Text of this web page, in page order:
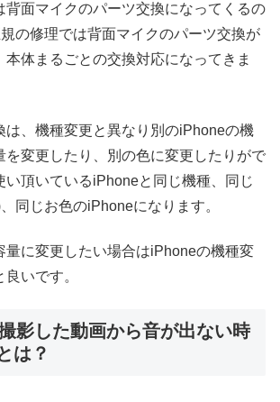
背面マイクのパーツ交換になってくるの
の修理では背面マイクのパーツ交換が
本体まるごとの交換対応になってきま
は、機種変更と異なり別のiPhoneの機
を変更したり、別の色に変更したりがで
い頂いているiPhoneと同じ機種、同じ
同じお色のiPhoneになります。
量に変更したい場合はiPhoneの機種変
いです。
影した動画から音が出ない時
は？